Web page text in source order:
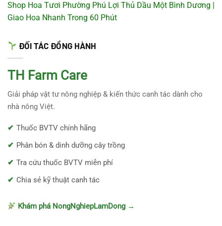
Shop Hoa Tươi Phường Phú Lợi Thủ Dầu Một Bình Dương |
Giao Hoa Nhanh Trong 60 Phút
ĐỐI TÁC ĐỒNG HÀNH
TH Farm Care
Giải pháp vật tư nông nghiệp & kiến thức canh tác dành cho
nhà nông Việt.
Thuốc BVTV chính hãng
Phân bón & dinh dưỡng cây trồng
Tra cứu thuốc BVTV miễn phí
Chia sẻ kỹ thuật canh tác
Khám phá NongNghiepLamDong →